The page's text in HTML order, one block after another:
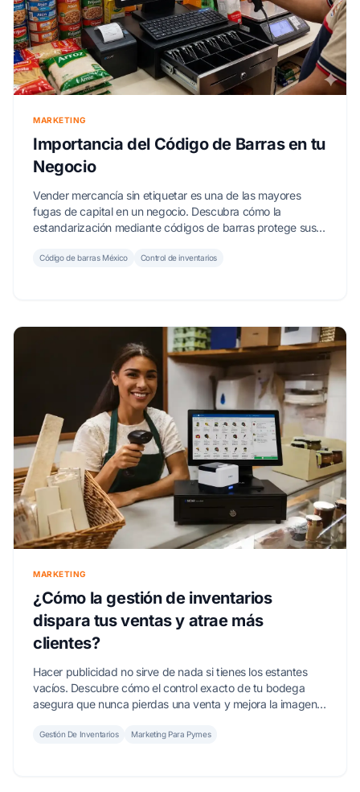
MARKETING
Importancia del Código de Barras en tu
Negocio
Vender mercancía sin etiquetar es una de las mayores
fugas de capital en un negocio. Descubra cómo la
estandarización mediante códigos de barras protege sus
Código de barras México Control de inventarios
MARKETING
¿Cómo la gestión de inventarios
dispara tus ventas y atrae más
clientes?
Hacer publicidad no sirve de nada si tienes los estantes
vacíos. Descubre cómo el control exacto de tu bodega
asegura que nunca pierdas una venta y mejora la imagen
Gestión De Inventarios Marketing Para Pymes